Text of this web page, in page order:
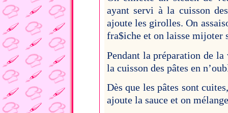
ayant servi à la cuisson
ajoute les girolles. On
fra$iche et on laisse mijoter
Pendant la préparation de la
la cuisson des pâtes en
Dès que les pâtes sont
ajoute la sauce et on